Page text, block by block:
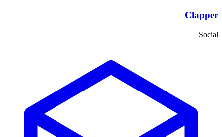
Clapper
Social